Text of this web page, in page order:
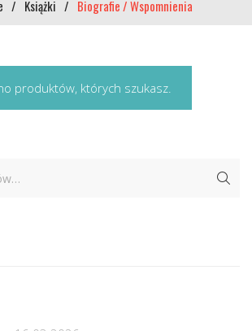
/ Książki / Biografie / Wspomnienia
produktów, których szukasz.